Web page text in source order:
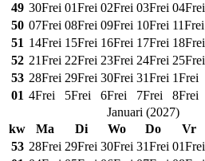
49 30Frei 01Frei 02Frei 03Frei 04Frei
50 07Frei 08Frei 09Frei 10Frei 11Frei
51 14Frei 15Frei 16Frei 17Frei 18Frei
52 21Frei 22Frei 23Frei 24Frei 25Frei
53 28Frei 29Frei 30Frei 31Frei 1Frei
01 4Frei 5Frei 6Frei 7Frei 8Frei
Januari (2027)
kw
Ma Di Wo Do Vr
53 28Frei 29Frei 30Frei 31Frei 01Frei